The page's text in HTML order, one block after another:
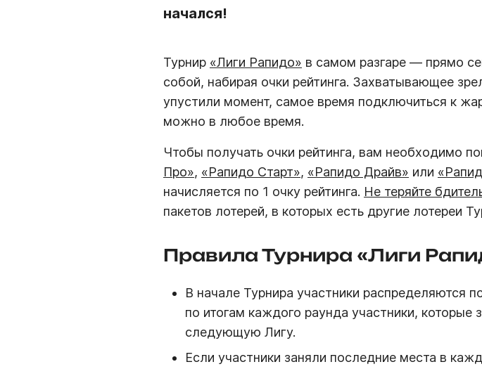
начался!
Турнир «Лиги Рапидо» в самом разгаре — прямо
собой, набирая очки рейтинга. Захватывающее
упустили момент, самое время подключиться к
можно в любое время.
Чтобы получать очки рейтинга, вам необходимо
Про», «Рапидо Старт», «Рапидо Драйв» или
начисляется по 1 очку рейтинга. Не теряйте
пакетов лотерей, в которых есть другие лотереи
Правила Турнира «Лиги
В начале Турнира участники распределяются
по итогам каждого раунда участники,
следующую Лигу.
Если участники заняли последние места в